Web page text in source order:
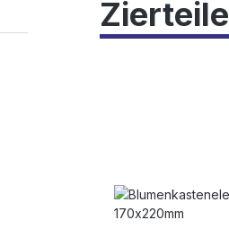
Zierteile